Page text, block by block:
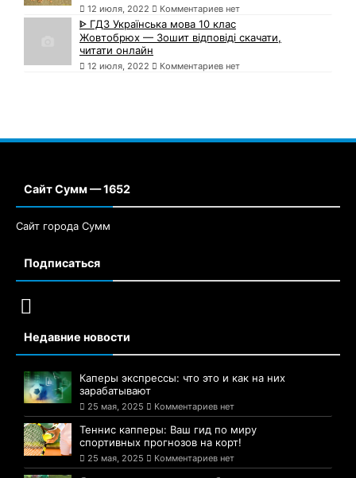
12 июля, 2022 Комментариев нет
ᐈ ГДЗ Українська мова 10 клас
Жовтобрюх — Зошит відповіді скачати,
читати онлайн
12 июля, 2022 Комментариев нет
Сайт Сумм — 1652
Сайт города Сумм
Подписаться
Недавние новости
Каперы экспрессы: что это и как на них
зарабатывают
25 мая, 2025 Комментариев нет
Теннис капперы: Ваш гид по миру
спортивных прогнозов на корт!
25 мая, 2025 Комментариев нет